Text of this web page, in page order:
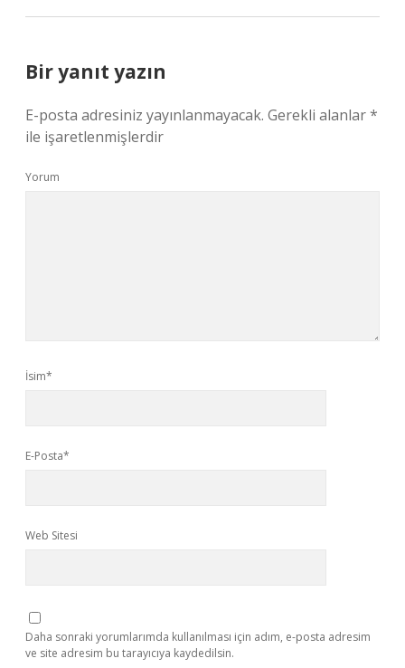
Bir yanıt yazın
E-posta adresiniz yayınlanmayacak. Gerekli alanlar*
ile işaretlenmişlerdir
Yorum
İsim*
E-Posta*
Web Sitesi
Daha sonraki yorumlarımda kullanılması için adım, e-posta adresim
ve site adresim bu tarayıcıya kaydedilsin.